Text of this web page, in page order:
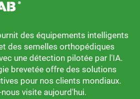
des équipements intelligents
des semelles orthopédiques
une détection pilotée par l'IA.
brevetée offre des solutions
pour nos clients mondiaux.
nous visite aujourd'hui.